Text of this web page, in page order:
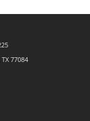
77084